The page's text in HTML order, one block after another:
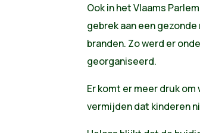
Ook in het Vlaams
gebrek aan een
branden. Zo werd er
georganiseerd.
Er komt er meer druk
vermijden dat kinderen